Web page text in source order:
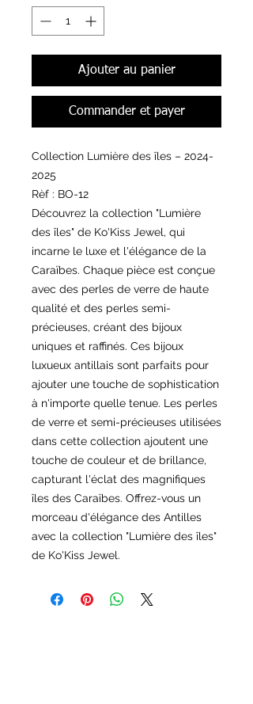
Ajouter au panier
Commander et payer
Collection Lumière des îles – 2024-
2025
Rèf : BO-12
Découvrez la collection "Lumière
des îles" de Ko'Kiss Jewel, qui
incarne le luxe et l'élégance de la
Caraïbes. Chaque pièce est conçue
avec des perles de verre de haute
qualité et des perles semi-
précieuses, créant des bijoux
uniques et raffinés. Ces bijoux
luxueux antillais sont parfaits pour
ajouter une touche de sophistication
à n'importe quelle tenue. Les perles
de verre et semi-précieuses utilisées
dans cette collection ajoutent une
touche de couleur et de brillance,
capturant l'éclat des magnifiques
îles des Caraïbes. Offrez-vous un
morceau d'élégance des Antilles
avec la collection "Lumière des îles"
de Ko'Kiss Jewel.